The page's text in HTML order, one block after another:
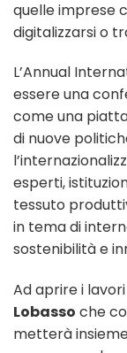
quelle imprese
digitalizzarsi o
L’Annual
essere una
come una
di nuove
esperti,
tessuto
in tema di
sostenibilità e
Ad aprire i lavori
Lobasso che
metterà